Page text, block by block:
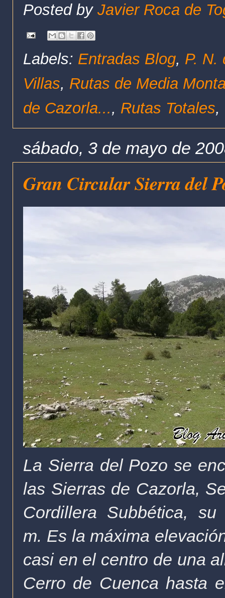
Posted by Javier Roca de
Labels: Entradas Blog, P. N.
Villas, Rutas de Media
de Cazorla..., Rutas Totales,
sábado, 3 de mayo de
Gran Circular Sierra del
La Sierra del Pozo se
las Sierras de Cazorla,
Cordillera Subbética,
m. Es la máxima
casi en el centro de una
Cerro de Cuenca hasta